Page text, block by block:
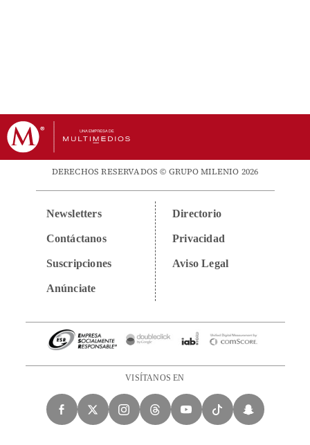
DERECHOS RESERVADOS © GRUPO MILENIO 2026
Newsletters
Contáctanos
Suscripciones
Anúnciate
Directorio
Privacidad
Aviso Legal
VISÍTANOS EN